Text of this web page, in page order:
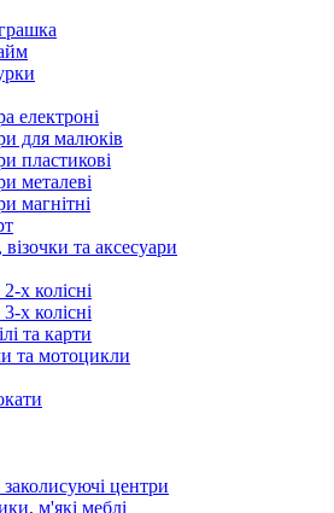
електроні
для малюків
пластикові
металеві
магнітні
та аксесуари
х колісні
х колісні
та карти
та мотоцикли
центри
м'які меблі